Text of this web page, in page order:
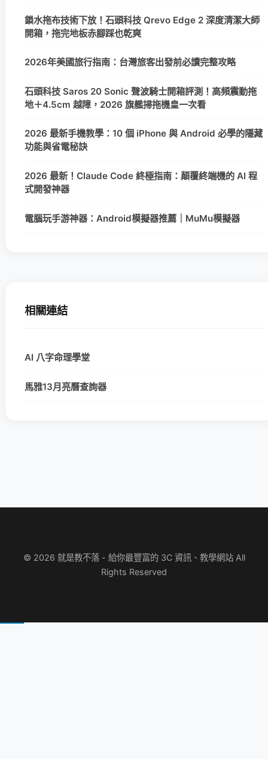
鎖水拖布技術下放！石頭科技 Qrevo Edge 2 深度清潔大師
開箱，拖完地板赤腳踩也乾爽
2026年美國旅行指南：台灣旅客出發前必讀完整攻略
石頭科技 Saros 20 Sonic 聲波騎士開箱評測！高頻震動拖
地＋4.5cm 越障，2026 旗艦掃拖機皇一次看
2026 最新手機教學：10 個 iPhone 與 Android 必學的隱藏
功能與省電秘訣
2026 最新！Claude Code 終極指南：顛覆終端機的 AI 程
式開發神器
電腦玩手游神器：Android模擬器推薦｜MuMu模擬器
相關連結
AI 八字命理學堂
馬雅13月亮曆查詢器
© 2026 就是教不落 - 給你最豐富的 3C 資訊、教學網站 All
Rights Reserved